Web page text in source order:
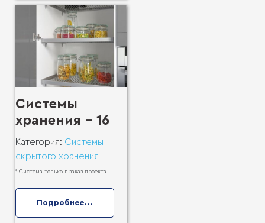
Системы
хранения - 16
Категория: Системы
скрытого хранения
* Система только в заказ проекта
Подробнее...